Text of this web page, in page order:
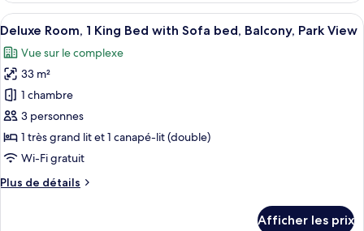
Beds,
Balcony,
Park
View
Room,
2
Beds,
Balcony,
Park
View
Afficher
toutes
les
photos
pour
ce
type
de
chambre :
Deluxe
Une chambre d’hôtel avec un
8
Deluxe Room, 1 King Bed with Sofa bed, Balcony, Park View
Vue sur le complexe
33 m²
1 chambre
3 personnes
1 très grand lit et 1 canapé-lit (double)
Wi-Fi gratuit
Plus de détails
Plus
Afficher les prix